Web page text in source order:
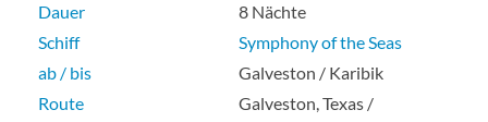
Große Suite mit einem Schlafzimmer-
[GS]
Dauer
8 Nächte
Schiff
Symphony of the Seas
ab / bis
Galveston / Karibik
Route
Galveston, Texas /